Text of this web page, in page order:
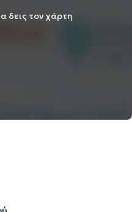
δεις τον χάρτη